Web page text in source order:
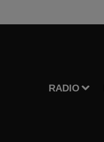
RADIO